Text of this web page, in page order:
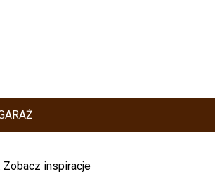
Zobacz inspiracje